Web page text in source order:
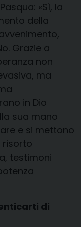
«Sì, la
della
Grazie a
non
ma
in Dio
sua mano
e si mettono
risorto
testimoni
di